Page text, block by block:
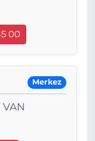
00
Merkez
VAN